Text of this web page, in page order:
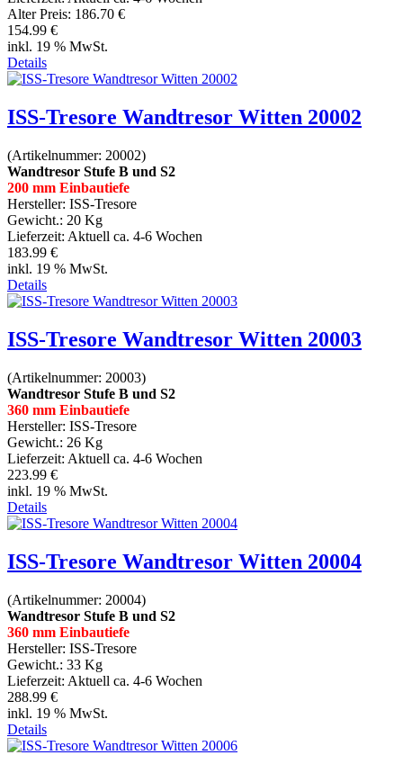
Alter Preis: 186.70 €
154.99 €
inkl. 19 % MwSt.
Details
ISS-Tresore Wandtresor Witten 20002
(Artikelnummer: 20002)
Wandtresor Stufe B und S2
200 mm Einbautiefe
Hersteller: ISS-Tresore
Gewicht.: 20 Kg
Lieferzeit: Aktuell ca. 4-6 Wochen
183.99 €
inkl. 19 % MwSt.
Details
ISS-Tresore Wandtresor Witten 20003
(Artikelnummer: 20003)
Wandtresor Stufe B und S2
360 mm Einbautiefe
Hersteller: ISS-Tresore
Gewicht.: 26 Kg
Lieferzeit: Aktuell ca. 4-6 Wochen
223.99 €
inkl. 19 % MwSt.
Details
ISS-Tresore Wandtresor Witten 20004
(Artikelnummer: 20004)
Wandtresor Stufe B und S2
360 mm Einbautiefe
Hersteller: ISS-Tresore
Gewicht.: 33 Kg
Lieferzeit: Aktuell ca. 4-6 Wochen
288.99 €
inkl. 19 % MwSt.
Details